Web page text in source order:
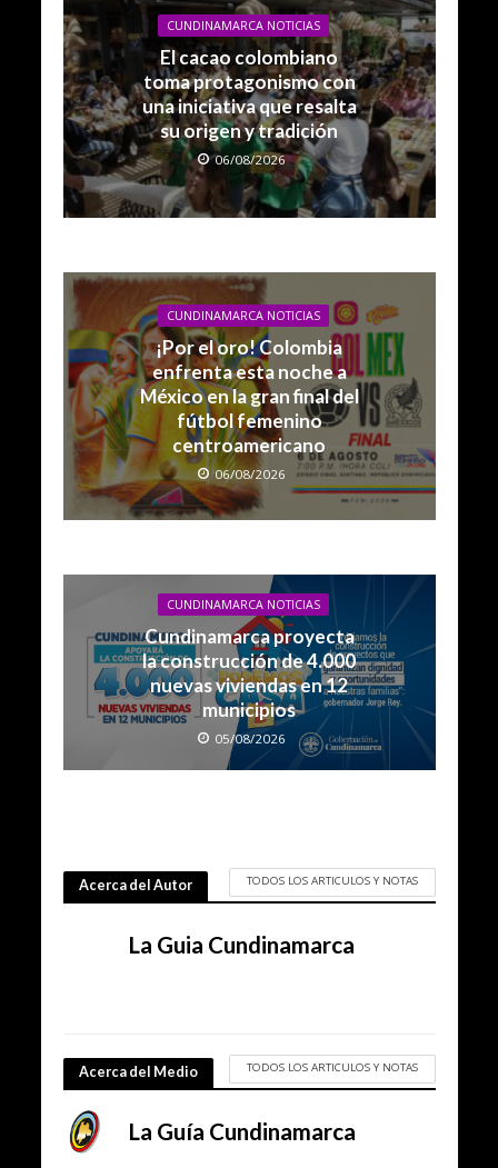
CUNDINAMARCA NOTICIAS
El cacao colombiano
toma protagonismo con
una iniciativa que resalta
su origen y tradición
06/08/2026
CUNDINAMARCA NOTICIAS
¡Por el oro! Colombia
enfrenta esta noche a
México en la gran final del
fútbol femenino
centroamericano
06/08/2026
CUNDINAMARCA NOTICIAS
Cundinamarca proyecta
la construcción de 4.000
nuevas viviendas en 12
municipios
05/08/2026
Acerca del Autor TODOS LOS ARTICULOS Y NOTAS
La Guia Cundinamarca
Acerca del Medio TODOS LOS ARTICULOS Y NOTAS
La Guía Cundinamarca